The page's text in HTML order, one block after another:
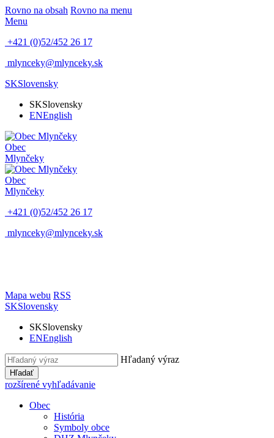
Rovno na obsah Rovno na menu
Menu
+421 (0)52/452 26 17
mlynceky@mlynceky.sk
SKSlovensky
SKSlovensky
ENEnglish
Obec
Mlynčeky
Obec
Mlynčeky
+421 (0)52/452 26 17
mlynceky@mlynceky.sk
Mapa webu RSS
SKSlovensky
SKSlovensky
ENEnglish
Hľadaný výraz
Hľadať
rozšírené vyhľadávanie
Obec
História
Symboly obce